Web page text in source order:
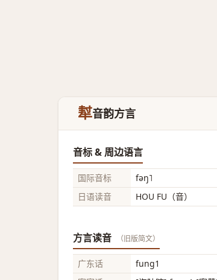
犎音韵方言
音标 & 周边语言
国际音标
fəŋ˥
日语读音
HOU FU（音）
方言读音 （旧版简文）
广东话
fung1